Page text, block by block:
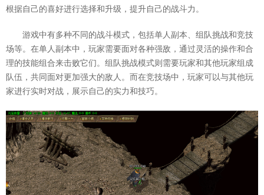
根据自己的喜好进行选择和升级，提升自己的战斗力。
游戏中有多种不同的战斗模式，包括单人副本、组队挑战和竞技
场等。在单人副本中，玩家需要面对各种强敌，通过灵活的操作和合
理的技能组合来击败它们。组队挑战模式则需要玩家和其他玩家组成
队伍，共同面对更加强大的敌人。而在竞技场中，玩家可以与其他玩
家进行实时对战，展示自己的实力和技巧。